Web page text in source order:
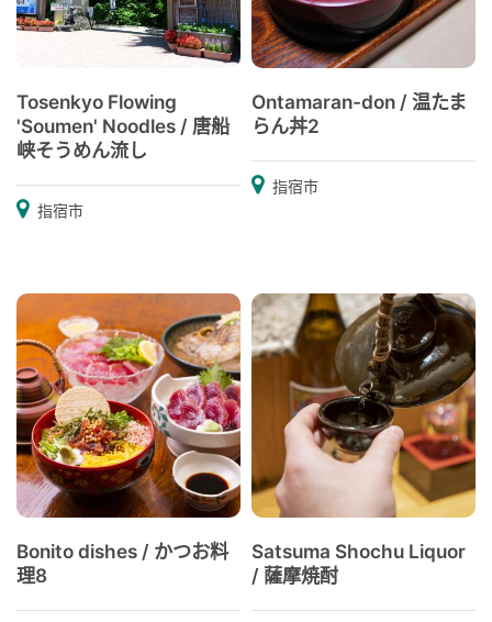
Tosenkyo Flowing
'Soumen' Noodles / 唐船
峡そうめん流し
指宿市
Ontamaran-don / 温たま
らん丼2
指宿市
Bonito dishes / かつお料
理8
Satsuma Shochu Liquor
/ 薩摩焼酎